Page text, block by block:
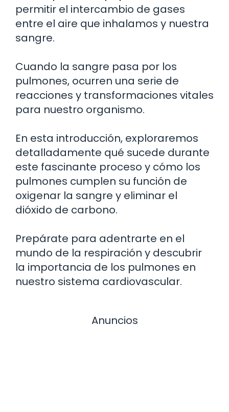
permitir el intercambio de gases
entre el aire que inhalamos y nuestra
sangre.
Cuando la sangre pasa por los
pulmones, ocurren una serie de
reacciones y transformaciones vitales
para nuestro organismo.
En esta introducción, exploraremos
detalladamente qué sucede durante
este fascinante proceso y cómo los
pulmones cumplen su función de
oxigenar la sangre y eliminar el
dióxido de carbono.
Prepárate para adentrarte en el
mundo de la respiración y descubrir
la importancia de los pulmones en
nuestro sistema cardiovascular.
Anuncios